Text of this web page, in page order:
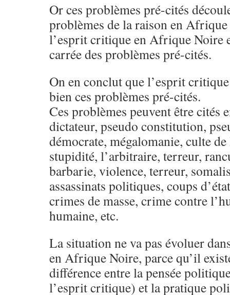
Or ces problèmes pré-cités
problèmes de la raison en
l’esprit critique en Afrique Noire
carrée des problèmes pré-cités.
On en conclut que l’esprit
bien ces problèmes pré-cités.
Ces problèmes peuvent être cités
dictateur, pseudo constitution,
démocrate, mégalomanie, culte
stupidité, l’arbitraire, terreur,
barbarie, violence, terreur,
assassinats politiques, coups
crimes de masse, crime contre
humaine, etc.
La situation ne va pas évoluer
en Afrique Noire, parce qu’il
différence entre la pensée
l’esprit critique) et la pratique